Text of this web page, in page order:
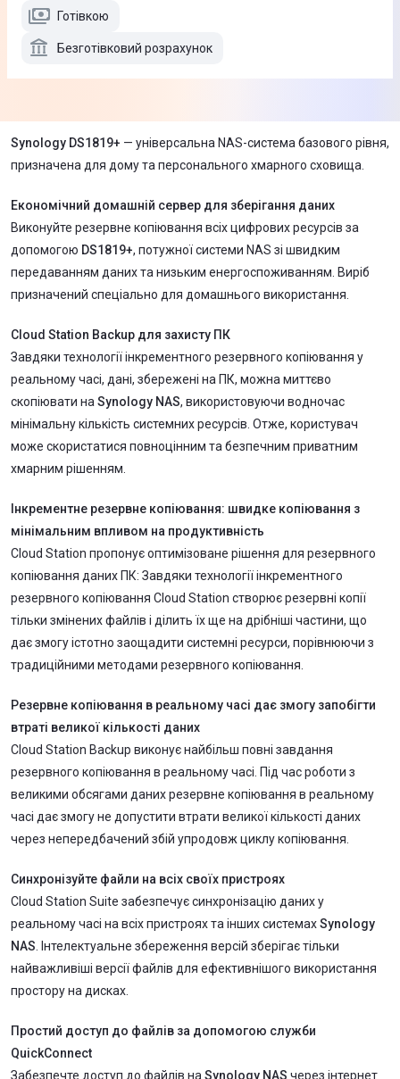
Готівкою
Безготівковий розрахунок
Synology DS1819+ — універсальна NAS-система базового рівня,
призначена для дому та персонального хмарного сховища.
Економічний домашній сервер для зберігання даних
Виконуйте резервне копіювання всіх цифрових ресурсів за
допомогою DS1819+, потужної системи NAS зі швидким
передаванням даних та низьким енергоспоживанням. Виріб
призначений спеціально для домашнього використання.
Cloud Station Backup для захисту ПК
Завдяки технології інкрементного резервного копіювання у
реальному часі, дані, збережені на ПК, можна миттєво
скопіювати на Synology NAS, використовуючи водночас
мінімальну кількість системних ресурсів. Отже, користувач
може скористатися повноцінним та безпечним приватним
хмарним рішенням.
Інкрементне резервне копіювання: швидке копіювання з
мінімальним впливом на продуктивність
Cloud Station пропонує оптимізоване рішення для резервного
копіювання даних ПК: Завдяки технології інкрементного
резервного копіювання Cloud Station створює резервні копії
тільки змінених файлів і ділить їх ще на дрібніші частини, що
дає змогу істотно заощадити системні ресурси, порівнюючи з
традиційними методами резервного копіювання.
Резервне копіювання в реальному часі дає змогу запобігти
втраті великої кількості даних
Cloud Station Backup виконує найбільш повні завдання
резервного копіювання в реальному часі. Під час роботи з
великими обсягами даних резервне копіювання в реальному
часі дає змогу не допустити втрати великої кількості даних
через непередбачений збій упродовж циклу копіювання.
Синхронізуйте файли на всіх своїх пристроях
Cloud Station Suite забезпечує синхронізацію даних у
реальному часі на всіх пристроях та інших системахSynology
NAS . Інтелектуальне збереження версій зберігає тільки
найважливіші версії файлів для ефективнішого використання
простору на дисках.
Простий доступ до файлів за допомогою служби
QuickConnect
Забезпечте доступ до файлів на Synology NAS через інтернет